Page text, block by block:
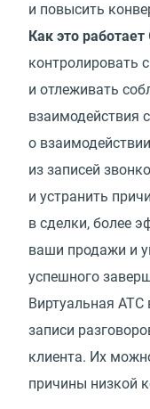
и повысить
Как это работает
контролировать
и отлеживать
взаимодействия
о
из записей
и устранить
в сделки, более
ваши продажи и
успешного
Виртуальная АТС
записи
клиента. Их
причины низкой